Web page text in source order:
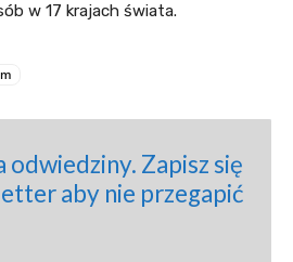
w 17 krajach świata.
odwiedziny. Zapisz się
aby nie przegapić